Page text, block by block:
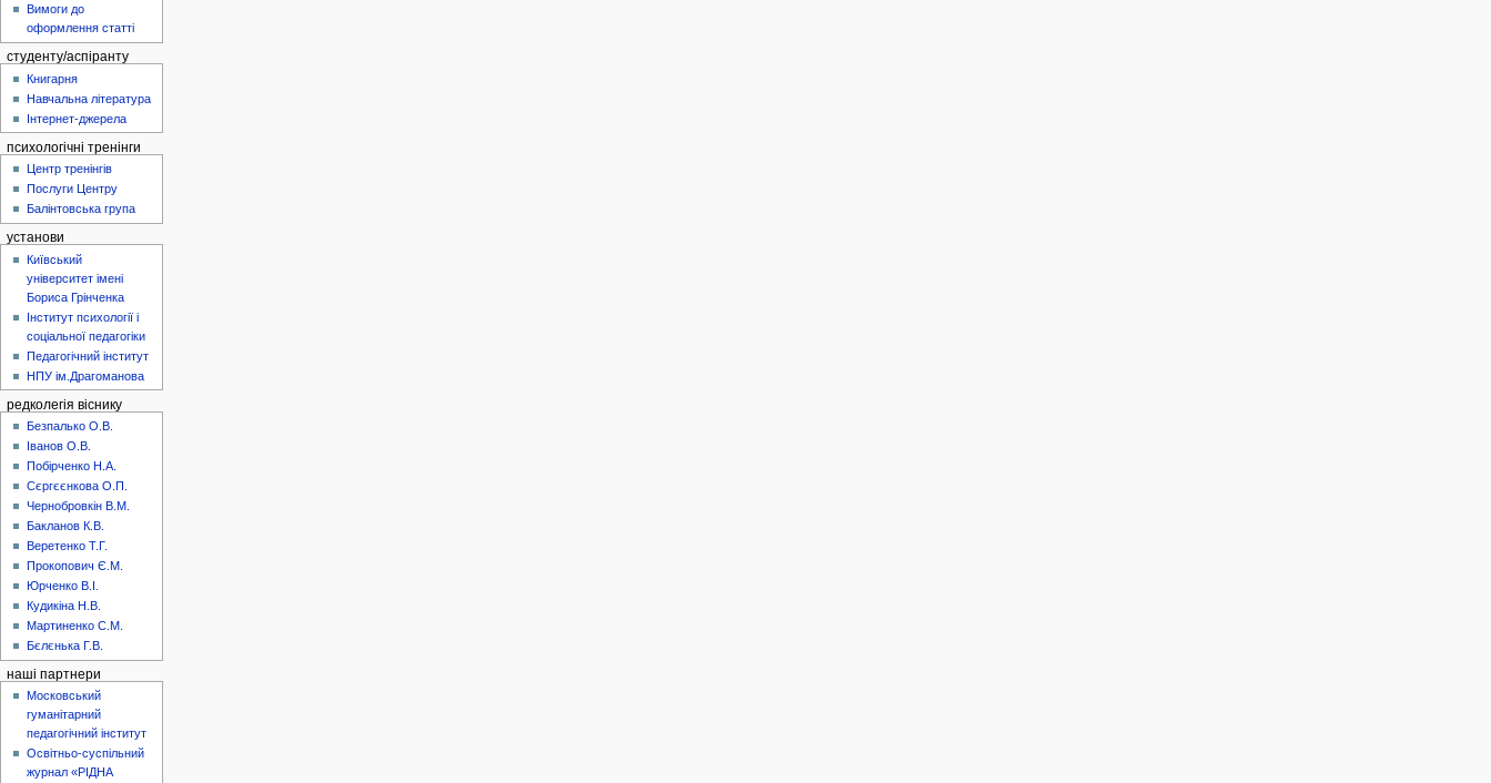
Вимоги до
оформлення статті
студенту/аспіранту
Книгарня
Навчальна література
Інтернет-джерела
психологічні тренінги
Центр тренінгів
Послуги Центру
Балінтовська група
установи
Київський
університет імені
Бориса Грінченка
Інститут психології і
соціальної педагогіки
Педагогічний інститут
НПУ ім.Драгоманова
редколегія віснику
Безпалько О.В.
Іванов О.В.
Побірченко Н.А.
Сєргєєнкова О.П.
Чернобровкін В.М.
Бакланов К.В.
Веретенко Т.Г.
Прокопович Є.М.
Юрченко В.І.
Кудикіна Н.В.
Мартиненко С.М.
Бєлєнька Г.В.
наші партнери
Московський
гуманітарний
педагогічний інститут
Освітньо-суспільний
журнал «РІДНА